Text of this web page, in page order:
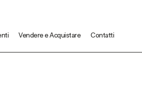
Vendere e Acquistare Contatti